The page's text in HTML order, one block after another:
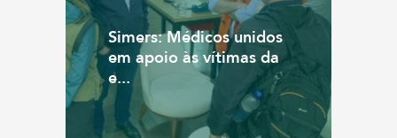
Simers: Médicos unidos
em apoio às vítimas da
e...